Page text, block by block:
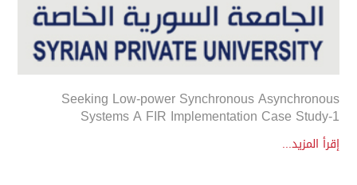
Seeking Low-power Synchronous Asynchronous
Systems A FIR Implementation Case Study-1
إقرأ المزيد...